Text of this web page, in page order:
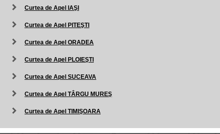
Curtea de Apel IAŞI
Curtea de Apel PITEŞTI
Curtea de Apel ORADEA
Curtea de Apel PLOIEŞTI
Curtea de Apel SUCEAVA
Curtea de Apel TÂRGU MUREŞ
Curtea de Apel TIMIŞOARA